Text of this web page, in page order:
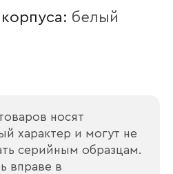
белый
носят
характер и могут не
серийным образцам.
вправе в